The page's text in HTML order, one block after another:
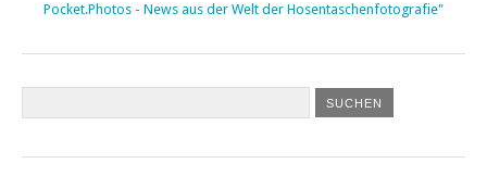
Pocket.Photos - News aus der Welt der Hosentaschenfotografie"